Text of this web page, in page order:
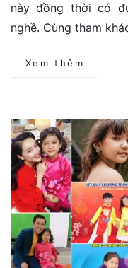
này đồng thời có
nghề. Cùng tham
Xem thêm